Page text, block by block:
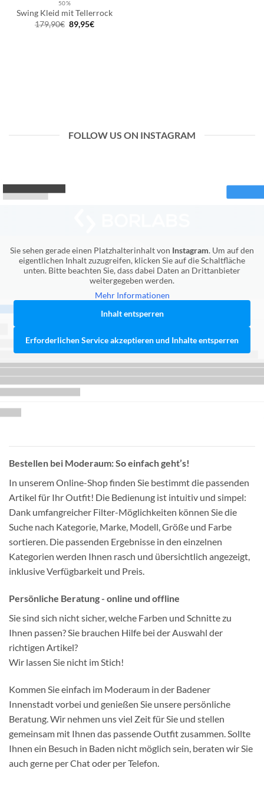
50%
Swing Kleid mit Tellerrock
179,90€ Ursprünglicher
Preis
89,95€Aktueller
FOLLOW US ON INSTAGRAM
Sie sehen gerade einen Platzhalterinhalt von Instagram. Um auf den
eigentlichen Inhalt zuzugreifen, klicken Sie auf die Schaltfläche
unten. Bitte beachten Sie, dass dabei Daten an Drittanbieter
weitergegeben werden.
Mehr Informationen
Inhalt entsperren
Erforderlichen Service akzeptieren und Inhalte entsperren
Bestellen bei Moderaum: So einfach geht’s!
In unserem Online-Shop finden Sie bestimmt die passenden
Artikel für Ihr Outfit! Die Bedienung ist intuitiv und simpel:
Dank umfangreicher Filter-Möglichkeiten können Sie die
Suche nach Kategorie, Marke, Modell, Größe und Farbe
sortieren. Die passenden Ergebnisse in den einzelnen
Kategorien werden Ihnen rasch und übersichtlich angezeigt,
inklusive Verfügbarkeit und Preis.
Persönliche Beratung - online und offline
Sie sind sich nicht sicher, welche Farben und Schnitte zu
Ihnen passen? Sie brauchen Hilfe bei der Auswahl der
richtigen Artikel?
Wir lassen Sie nicht im Stich!
Kommen Sie einfach im Moderaum in der Badener
Innenstadt vorbei und genießen Sie unsere persönliche
Beratung. Wir nehmen uns viel Zeit für Sie und stellen
gemeinsam mit Ihnen das passende Outfit zusammen. Sollte
Ihnen ein Besuch in Baden nicht möglich sein, beraten wir Sie
auch gerne per Chat oder per Telefon.